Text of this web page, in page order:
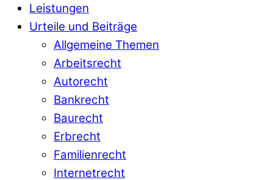
Leistungen
Urteile und Beiträge
Allgemeine Themen
Arbeitsrecht
Autorecht
Bankrecht
Baurecht
Erbrecht
Familienrecht
Internetrecht